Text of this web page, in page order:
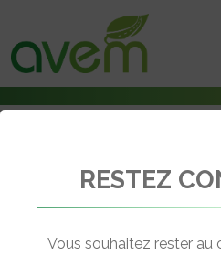
Voitures électriques
RESTEZ
Vous souhaitez rester au